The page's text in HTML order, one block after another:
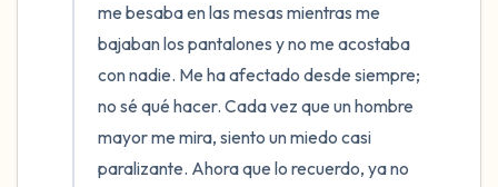
me besaba en las mesas mientras me
bajaban los pantalones y no me acostaba
con nadie. Me ha afectado desde siempre;
no sé qué hacer. Cada vez que un hombre
mayor me mira, siento un miedo casi
paralizante. Ahora que lo recuerdo, ya no